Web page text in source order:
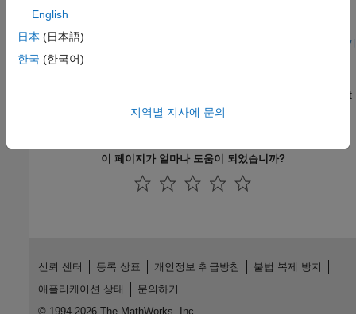
샘플 레이트가 서로 다른 신호 또는 주파수 성분을 비교하고,
지연을 측정하고, 측정값에 신호가 있는지 확인합니다.
라이브 스크립트 열기
Audio Device Test Stimuli
이 페이지가 얼마나 도움이 되었습니까?
English
日本 (日本語)
한국 (한국어)
지역별 지사에 문의
신뢰 센터 등록 상표 개인정보 취급방침
불법 복제 방지
애플리케이션 상태
문의하기
© 1994-2026 The MathWorks, Inc.